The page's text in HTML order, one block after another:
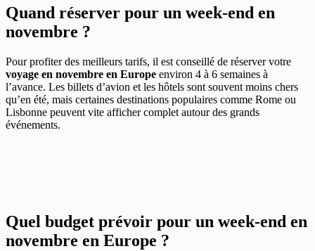
Quand réserver pour un week-end en
novembre ?
Pour profiter des meilleurs tarifs, il est conseillé de réserver votre
voyage en novembre en Europe environ 4 à 6 semaines à
l’avance. Les billets d’avion et les hôtels sont souvent moins chers
qu’en été, mais certaines destinations populaires comme Rome ou
Lisbonne peuvent vite afficher complet autour des grands
événements.
Quel budget prévoir pour un week-end en
novembre en Europe ?